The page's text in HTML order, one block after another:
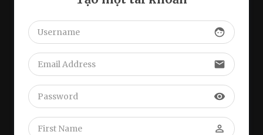
face
email
visibility
perm_identity